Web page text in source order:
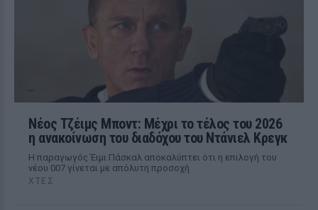
Νέος Τζέιμς Μποντ: Μέχρι το τέλος του 2026
η ανακοίνωση του διαδόχου του Ντάνιελ Κρεγκ
Η παραγωγός Έιμι Πάσκαλ αποκαλύπτει ότι η επιλογή του
νέου 007 γίνεται με απόλυτη προσοχή
ΧΤΕΣ